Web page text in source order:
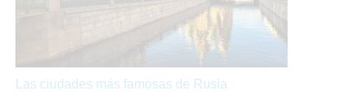
que las disfrutarán al máximo mientras se
maravillan con la belleza de estos lugares y conocen
culturas totalmente diferentes aunque se encuentren a
pocos cientos de kilómetros entre ellas.
encantará!
Las ciudades más famosas de Rusia